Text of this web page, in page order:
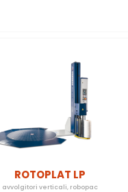
ROTOPLAT LP
avvolgitori verticali, robopac